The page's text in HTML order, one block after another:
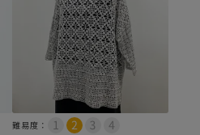
難易度：